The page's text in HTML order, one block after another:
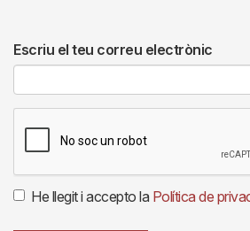
Escriu el teu correu electrònic
He llegit i accepto la Política de